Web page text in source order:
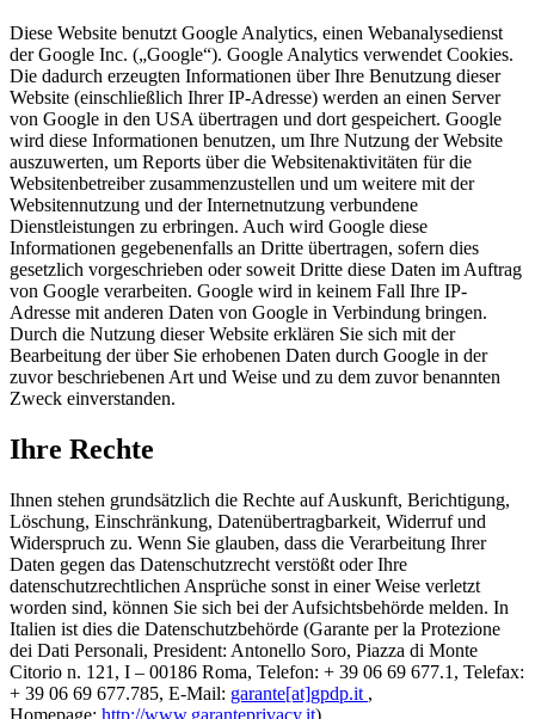
Diese Website benutzt Google Analytics, einen Webanalysedienst
der Google Inc. („Google“). Google Analytics verwendet Cookies.
Die dadurch erzeugten Informationen über Ihre Benutzung dieser
Website (einschließlich Ihrer IP-Adresse) werden an einen Server
von Google in den USA übertragen und dort gespeichert. Google
wird diese Informationen benutzen, um Ihre Nutzung der Website
auszuwerten, um Reports über die Websitenaktivitäten für die
Websitenbetreiber zusammenzustellen und um weitere mit der
Websitennutzung und der Internetnutzung verbundene
Dienstleistungen zu erbringen. Auch wird Google diese
Informationen gegebenenfalls an Dritte übertragen, sofern dies
gesetzlich vorgeschrieben oder soweit Dritte diese Daten im Auftrag
von Google verarbeiten. Google wird in keinem Fall Ihre IP-
Adresse mit anderen Daten von Google in Verbindung bringen.
Durch die Nutzung dieser Website erklären Sie sich mit der
Bearbeitung der über Sie erhobenen Daten durch Google in der
zuvor beschriebenen Art und Weise und zu dem zuvor benannten
Zweck einverstanden.
Ihre Rechte
Ihnen stehen grundsätzlich die Rechte auf Auskunft, Berichtigung,
Löschung, Einschränkung, Datenübertragbarkeit, Widerruf und
Widerspruch zu. Wenn Sie glauben, dass die Verarbeitung Ihrer
Daten gegen das Datenschutzrecht verstößt oder Ihre
datenschutzrechtlichen Ansprüche sonst in einer Weise verletzt
worden sind, können Sie sich bei der Aufsichtsbehörde melden. In
Italien ist dies die Datenschutzbehörde (Garante per la Protezione
dei Dati Personali, President: Antonello Soro, Piazza di Monte
Citorio n. 121, I – 00186 Roma, Telefon: + 39 06 69 677.1, Telefax:
+ 39 06 69 677.785, E-Mail: garante[at]gpdp.it ,